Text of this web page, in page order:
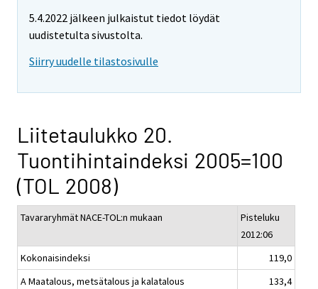
5.4.2022 jälkeen julkaistut tiedot löydät
uudistetulta sivustolta.
Siirry uudelle tilastosivulle
Liitetaulukko 20.
Tuontihintaindeksi 2005=100
(TOL 2008)
Tavararyhmät NACE-TOL:n mukaan
Pisteluku
2012:06
Kokonaisindeksi
119,0
A Maatalous, metsätalous ja kalatalous
133,4